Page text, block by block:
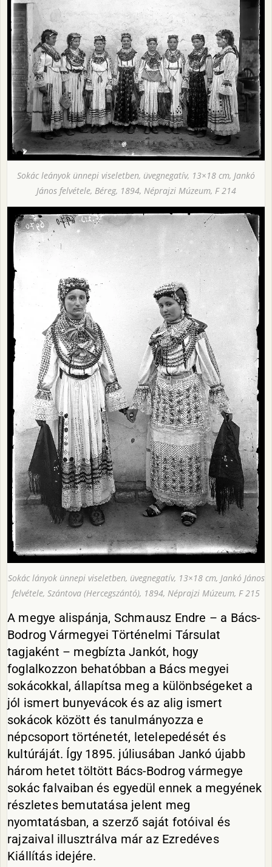
Sokác leányok ünnepi viseletben, üvegnegatív, 13×18 cm, Jankó
János felvétele, Béreg, 1894, Néprajzi Múzeum, F 214
Sokác lányok ünnepi viseletben, üvegnegatív, 13×18 cm, Jankó János
felvétele, Szántova (Hercegszántó), 1894, Néprajzi Múzeum, F 215
A megye alispánja, Schmausz Endre – a Bács-
Bodrog Vármegyei Történelmi Társulat
tagjaként – megbízta Jankót, hogy
foglalkozzon behatóbban a Bács megyei
sokácokkal, állapítsa meg a különbségeket a
jól ismert bunyevácok és az alig ismert
sokácok között és tanulmányozza e
népcsoport történetét, letelepedését és
kultúráját. Így 1895. júliusában Jankó újabb
három hetet töltött Bács-Bodrog vármegye
sokác falvaiban és egyedül ennek a megyének
részletes bemutatása jelent meg
nyomtatásban, a szerző saját fotóival és
rajzaival illusztrálva már az Ezredéves
Kiállítás idejére.